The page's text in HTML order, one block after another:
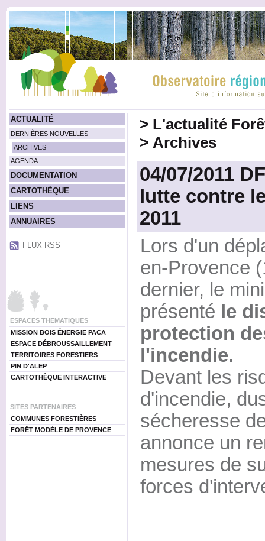
ACTUALITÉ
DERNIÈRES NOUVELLES
ARCHIVES
AGENDA
DOCUMENTATION
CARTOTHÈQUE
LIENS
ANNUAIRES
FLUX RSS
ESPACES THEMATIQUES
MISSION BOIS ÉNERGIE PACA
ESPACE DÉBROUSSAILLEMENT
TERRITOIRES FORESTIERS
PIN D'ALEP
CARTOTHÈQUE INTERACTIVE
SITES PARTENAIRES
COMMUNES FORESTIÈRES
FORÊT MODÈLE DE PROVENCE
> L'actualité
> Archives
04/07/2011
lutte contre
2011
Lors d'un
en-Provence
dernier, le
présenté le
protection
l'incendie.
Devant les
d'incendie,
sécheresse
annonce un
mesures de
forces